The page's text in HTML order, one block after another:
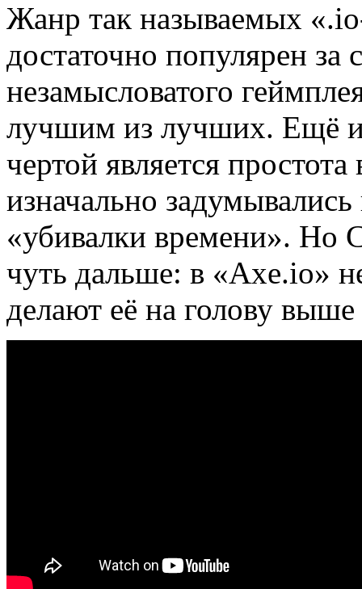
Жанр так называемых
достаточно популярен за
незамысловатого
лучшим из лучших. Ещё
чертой является
изначально
«убивалки времени». Но
чуть дальше: в «Axe.io»
делают её на голову